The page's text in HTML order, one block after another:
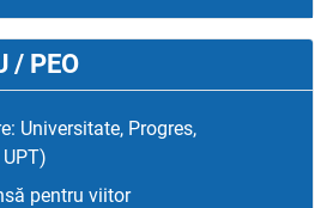
/ PEO
Universitate, Progres,
pentru viitor